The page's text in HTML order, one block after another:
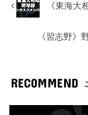
《東海大
《習志野》
RECOMMEND